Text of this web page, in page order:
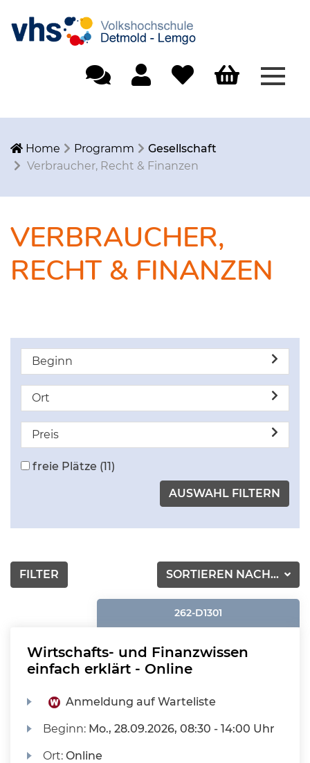
Home Programm
Gesellschaft
Verbraucher, Recht & Finanzen
VERBRAUCHER,
RECHT & FINANZEN
Beginn
Ort
Preis
freie Plätze (11)
SORTIEREN NACH...
FILTER
262-D1301
Wirtschafts- und Finanzwissen
einfach erklärt - Online
Anmeldung auf Warteliste
Beginn: Mo., 28.09.2026, 08:30 - 14:00 Uhr
Ort:Online